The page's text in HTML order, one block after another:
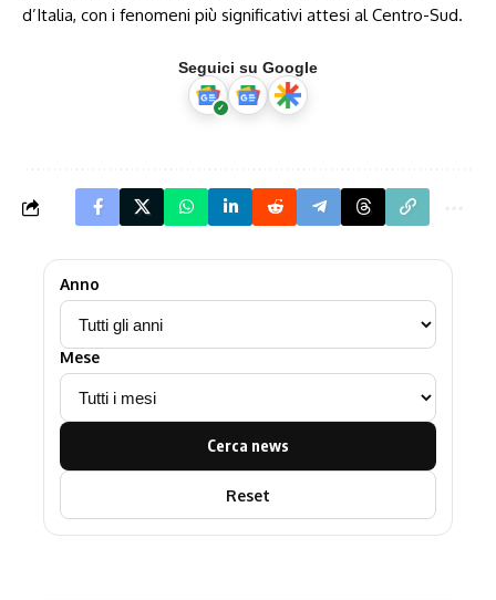
d’Italia, con i fenomeni più significativi attesi al Centro-Sud.
Seguici su Google
Anno
Mese
Cerca news
Reset